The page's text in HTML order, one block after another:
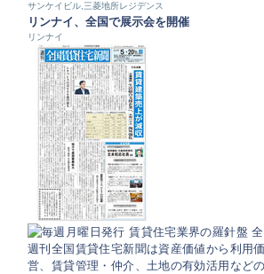
サンケイビル,三菱地所レジデンス
リンナイ、全国で展示会を開催
リンナイ
週刊全国賃貸住宅新聞は資産価値から利用
営、賃貸管理・仲介、土地の有効活用など